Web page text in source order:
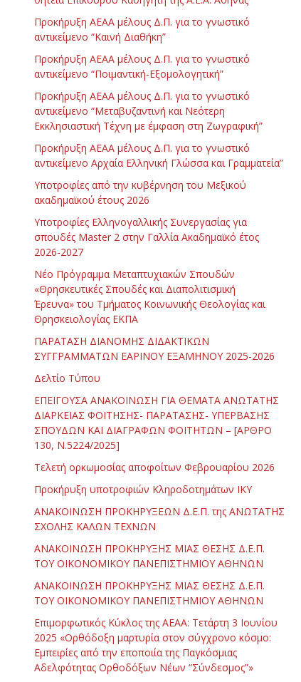
Προκήρυξη ΑΕΑΑ μέλους Δ.Π. για το γνωστικό
αντικείμενο “Καινή Διαθήκη”
Προκήρυξη ΑΕΑΑ μέλους Δ.Π. για το γνωστικό
αντικείμενο “Ποιμαντική-Εξομολογητική”
Προκήρυξη ΑΕΑΑ μέλους Δ.Π. για το γνωστικό
αντικείμενο “Μεταβυζαντινή και Νεότερη
Εκκλησιαστική Τέχνη με έμφαση στη Ζωγραφική”
Προκήρυξη ΑΕΑΑ μέλους Δ.Π. για το γνωστικό
αντικείμενο Αρχαία Ελληνική Γλώσσα και Γραμματεία”
Υποτροφίες από την κυβέρνηση του Μεξικού
ακαδημαϊκού έτους 2026
Υποτροφίες Ελληνογαλλικής Συνεργασίας για
σπουδές Master 2 στην Γαλλία Ακαδημαϊκό έτος
2026-2027
Νέο Πρόγραμμα Μεταπτυχιακών Σπουδών
«Θρησκευτικές Σπουδές και Διαπολιτισμική
Έρευνα» του Τμήματος Κοινωνικής Θεολογίας και
Θρησκειολογίας ΕΚΠΑ
ΠΑΡΑΤΑΣΗ ΔΙΑΝΟΜΗΣ ΔΙΔΑΚΤΙΚΩΝ
ΣΥΓΓΡΑΜΜΑΤΩΝ ΕΑΡΙΝΟΥ ΕΞΑΜΗΝΟΥ 2025-2026
Δελτίο Τύπου
ΕΠΕΙΓΟΥΣΑ ΑΝΑΚΟΙΝΩΣΗ ΓΙΑ ΘΕΜΑΤΑ ΑΝΩΤΑΤΗΣ
ΔΙΑΡΚΕΙΑΣ ΦΟΙΤΗΣΗΣ- ΠΑΡΑΤΑΣΗΣ- ΥΠΕΡΒΑΣΗΣ
ΣΠΟΥΔΩΝ ΚΑΙ ΔΙΑΓΡΑΦΩΝ ΦΟΙΤΗΤΩΝ – [ΑΡΘΡΟ
130, Ν.5224/2025]
Τελετή ορκωμοσίας αποφοίτων Φεβρουαρίου 2026
Προκήρυξη υποτροφιών Κληροδοτημάτων ΙΚΥ
ΑΝΑΚΟΙΝΩΣΗ ΠΡΟΚΗΡΥΞΕΩΝ Δ.Ε.Π. της ΑΝΩΤΑΤΗΣ
ΣΧΟΛΗΣ ΚΑΛΩΝ ΤΕΧΝΩΝ
ΑΝΑΚΟΙΝΩΣΗ ΠΡΟΚΗΡΥΞΗΣ ΜΙΑΣ ΘΕΣΗΣ Δ.Ε.Π.
ΤΟΥ ΟΙΚΟΝΟΜΙΚΟΥ ΠΑΝΕΠΙΣΤΗΜΙΟΥ ΑΘΗΝΩΝ
ΑΝΑΚΟΙΝΩΣΗ ΠΡΟΚΗΡΥΞΗΣ ΜΙΑΣ ΘΕΣΗΣ Δ.Ε.Π.
ΤΟΥ ΟΙΚΟΝΟΜΙΚΟΥ ΠΑΝΕΠΙΣΤΗΜΙΟΥ ΑΘΗΝΩΝ
Επιμορφωτικός Κύκλος της ΑΕΑΑ: Τετάρτη 3 Ιουνίου
2025 «Ορθόδοξη μαρτυρία στον σύγχρονο κόσμο:
Εμπειρίες από την εποποιία της Παγκόσμιας
Αδελφότητας Ορθοδόξων Νέων “Σύνδεσμος”»